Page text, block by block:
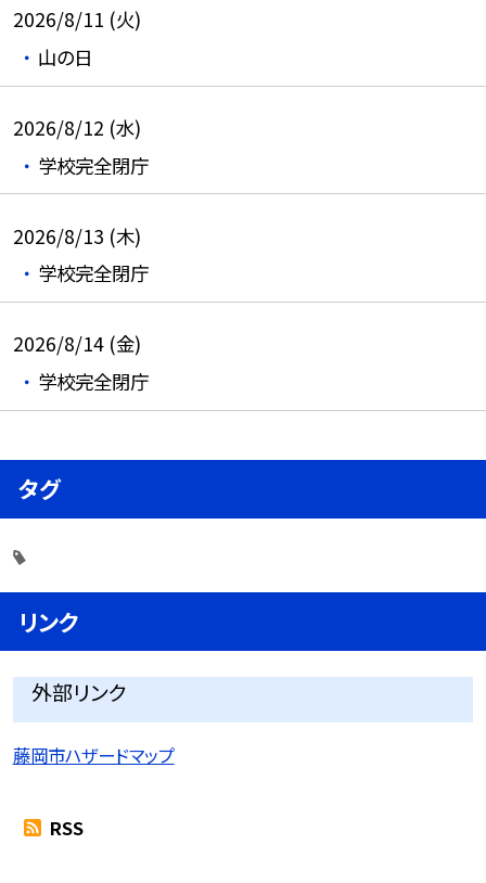
2026/8/11 (火)
山の日
2026/8/12 (水)
学校完全閉庁
2026/8/13 (木)
学校完全閉庁
2026/8/14 (金)
学校完全閉庁
タグ
リンク
外部リンク
藤岡市ハザードマップ
RSS